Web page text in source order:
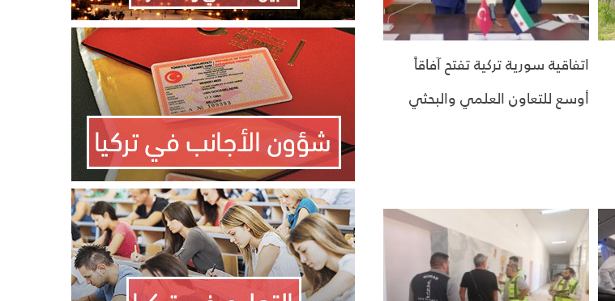
اتفاقية سورية تركية تفتح آفاقاً
أوسع للتعاون العلمي والبحثي